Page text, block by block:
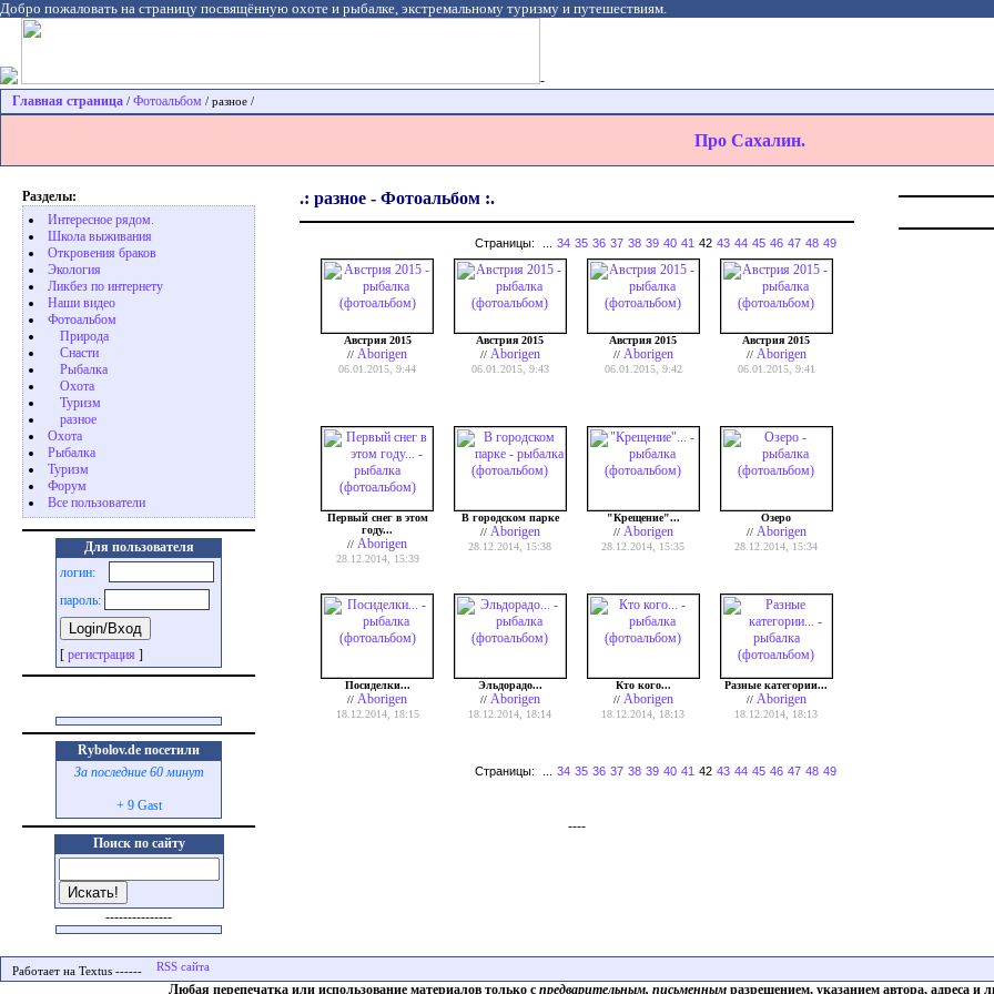
Добро пожаловать на страницу посвящённую охоте и рыбалке, экстремальному туризму и путешествиям.
-
Главная страница / Фотоальбом / разное /
Про Сахалин.
Разделы:
Интересное рядом.
Школа выживания
Откровения браков
Экология
Ликбез по интернету
Наши видео
Фотоальбом
Природа
Cнасти
Рыбалка
Охота
Туризм
разное
Охота
Pыбалка
Туризм
Форум
Все пользователи
Для пользователя
логин:
пароль:
[ регистрация ]
Rybolov.de посетили
За последние 60 минут
+ 9 Gast
Поиск по сайту
---------------
.: разное - Фотоальбом :.
Страницы: 34 35 36 37 38 39 40 41 42 43 44 45 46 47 48 49
Австрия 2015
// Aborigen
06.01.2015, 9:44
Австрия 2015
// Aborigen
06.01.2015, 9:43
Австрия 2015
// Aborigen
06.01.2015, 9:42
Австрия 2015
// Aborigen
06.01.2015, 9:41
Первый снег в этом
году...
// Aborigen
28.12.2014, 15:39
В городском парке
// Aborigen
28.12.2014, 15:38
"Крещение"...
// Aborigen
28.12.2014, 15:35
Озеро
// Aborigen
28.12.2014, 15:34
Посиделки...
// Aborigen
18.12.2014, 18:15
Эльдорадо...
// Aborigen
18.12.2014, 18:14
Кто кого...
// Aborigen
18.12.2014, 18:13
Разные категории...
// Aborigen
18.12.2014, 18:13
Страницы: 34 35 36 37 38 39 40 41 42 43 44 45 46 47 48 49
----
Работает на Textus ------
Любая перепечатка или использование материалов только с предварительным, письменнымразрешением, указанием автора, адреса и